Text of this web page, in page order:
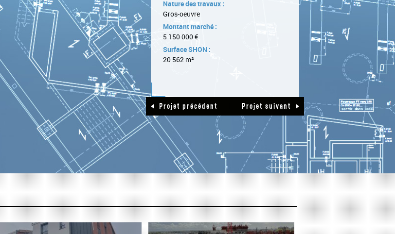
Nature des travaux :
Gros-oeuvre
Montant marché :
5 150 000 €
Surface SHON :
20 562 m²
Projet précédent Projet suivant